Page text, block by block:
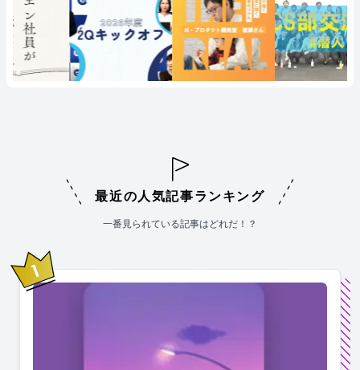
最近の人気記事ランキング
一番見られている記事はどれだ！？
1位